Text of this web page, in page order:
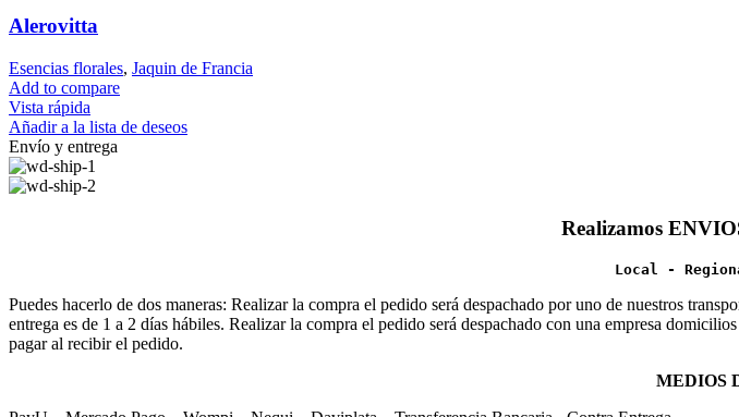
Alerovitta
Esencias florales, Jaquin de Francia
Add to compare
Vista rápida
Añadir a la lista de deseos
Envío y entrega
Realizamos
Local -
Puedes hacerlo de dos maneras: Realizar la compra el pedido será despachado por uno de nuestros
entrega es de 1 a 2 días hábiles. Realizar la compra el pedido será despachado con una empresa
pagar al recibir el pedido.
MEDIOS